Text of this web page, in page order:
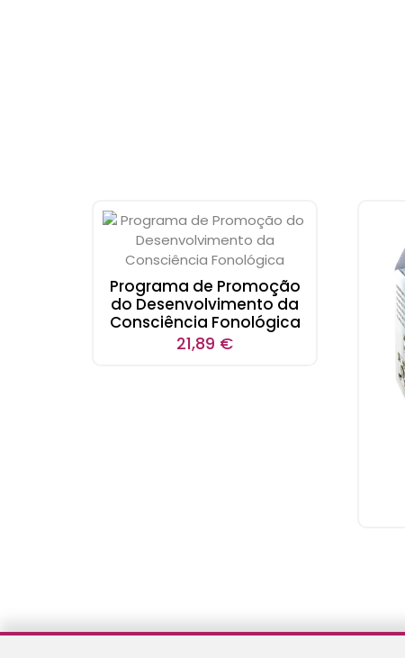
Programa de Promoção
do Desenvolvimento da
Consciência Fonológica
21,89 €